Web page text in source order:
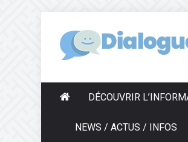
content
DIALOGUE-
DÉCOUVRIR
NEWS / ACTUS / INFOS